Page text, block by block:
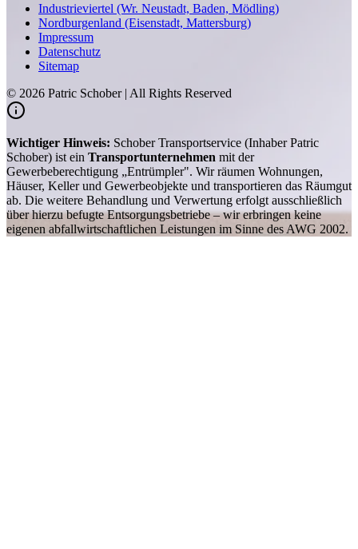
Industrieviertel (Wr. Neustadt, Baden, Mödling)
Nordburgenland (Eisenstadt, Mattersburg)
Impressum
Datenschutz
Sitemap
© 2026 Patric Schober | All Rights Reserved
Wichtiger Hinweis: Schober Transportservice (Inhaber Patric
Schober) ist ein Transportunternehmen mit der
Gewerbeberechtigung „Entrümpler". Wir räumen Wohnungen,
Häuser, Keller und Gewerbeobjekte und transportieren das Räumgut
ab. Die weitere Behandlung und Verwertung erfolgt ausschließlich
über hierzu befugte Entsorgungsbetriebe – wir erbringen keine
eigenen abfallwirtschaftlichen Leistungen im Sinne des AWG 2002.